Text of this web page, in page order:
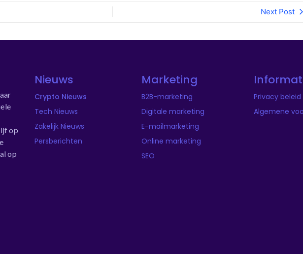
Next Post
op
op
Nieuws
Crypto Nieuws
Tech Nieuws
Zakelijk Nieuws
Persberichten
Marketing
B2B-marketing
Digitale marketing
E-mailmarketing
Online marketing
SEO
Privacy beleid
Algemene